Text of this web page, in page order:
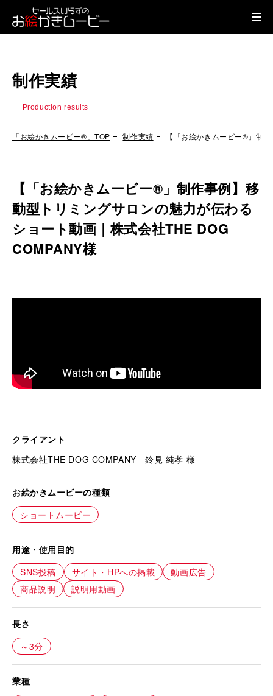
制作実績
Production results
「お絵かきムービー®」TOP 制作実績 【「お絵かきムービー®」制
【「お絵かきムービー®」制作事例】移
動型トリミングサロンの魅力が伝わる
ショート動画｜株式会社THE DOG
COMPANY様
クライアント
株式会社THE DOG COMPANY 鈴見 純孝 様
お絵かきムービーの種類
ショートムービー
用途・使用目的
SNS投稿
サイト・HPへの掲載
動画広告
商品説明
説明用動画
長さ
～3分
業種